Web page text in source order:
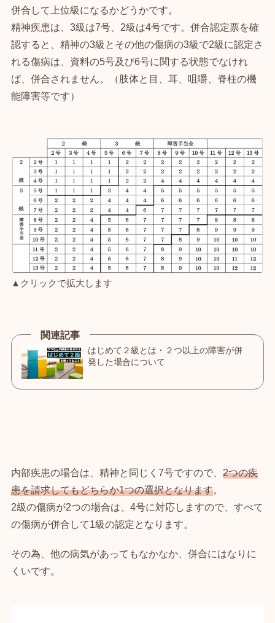
併合して上位級になるかどうかです。
精神疾患は、3級は7号、2級は4号です。併合認定票を確
認すると、精神の3級とその他の傷病の3級で2級に認定さ
れる傷病は、資料の5号及び6号に関する状態でなけれ
ば、併合されません。（肢体と目、耳、咀嚼、脊柱の機
能障害等です）
▲クリックで拡大します
内部疾患の場合は、精神と同じく7号ですので、 2つの疾
患を請求してもどちらか1つの選択となります。
2級の傷病が2つの場合は、4号に対応しますので、すべて
の傷病が併合して1級の認定となります。
その為、他の病気があってもなかなか、併合にはなりに
くいです。